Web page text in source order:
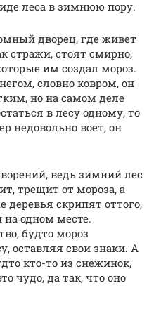
леса в зимнюю пору.
дворец, где живет
стражи, стоят смирно,
им создал мороз.
словно ковром, он
но на самом деле
в лесу одному, то
недовольно воет, он
ведь зимний лес
трещит от мороза, а
деревья скрипят оттого,
на одном месте.
будто мороз
оставляя свои знаки. А
кто-то из снежинок,
чудо, да так, что оно